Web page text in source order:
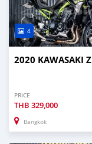
4
2020 KAWASAKI Z
PRICE
THB 329,000
Bangkok